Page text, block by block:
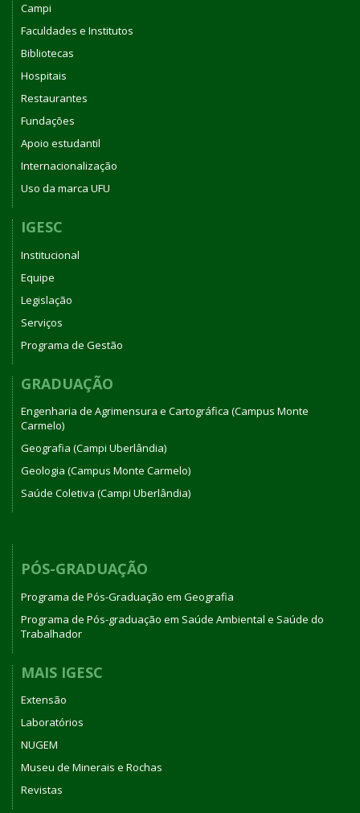
Campi
Faculdades e Institutos
Bibliotecas
Hospitais
Restaurantes
Fundações
Apoio estudantil
Internacionalização
Uso da marca UFU
IGESC
Institucional
Equipe
Legislação
Serviços
Programa de Gestão
GRADUAÇÃO
Engenharia de Agrimensura e Cartográfica (Campus Monte
Carmelo)
Geografia (Campi Uberlândia)
Geologia (Campus Monte Carmelo)
Saúde Coletiva (Campi Uberlândia)
PÓS-GRADUAÇÃO
Programa de Pós-Graduação em Geografia
Programa de Pós-graduação em Saúde Ambiental e Saúde do
Trabalhador
MAIS IGESC
Extensão
Laboratórios
NUGEM
Museu de Minerais e Rochas
Revistas